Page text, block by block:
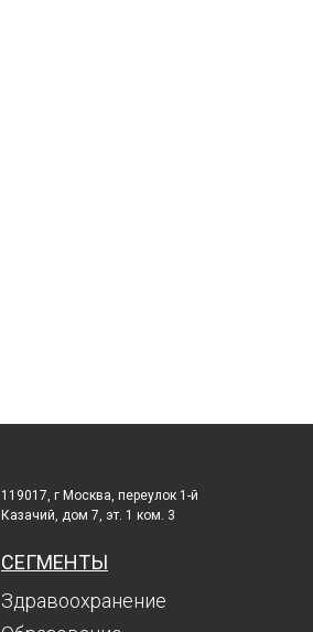
119017, г Москва, переулок 1-й
Казачий, дом 7, эт. 1 ком. 3
СЕГМЕНТЫ
Здравоохранение